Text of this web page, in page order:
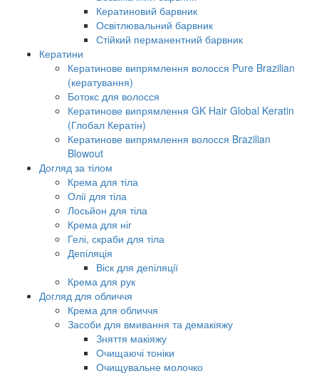
Кератиновий барвник
Освітлювальний барвник
Стійкий перманентний барвник
Кератини
Кератинове випрямлення волосся Pure Brazilian
(кератування)
Ботокс для волосся
Кератинове випрямлення GK Hair Global Keratin
(Глобал Кератін)
Кератинове випрямлення волосся Brazilian
Blowout
Догляд за тілом
Крема для тіла
Олії для тіла
Лосьйон для тіла
Крема для ніг
Гелі, скраби для тіла
Депіляція
Віск для депіляції
Крема для рук
Догляд для обличчя
Крема для обличчя
Засоби для вмивання та демакіяжу
Зняття макіяжу
Очищаючі тоніки
Очищувальне молочко